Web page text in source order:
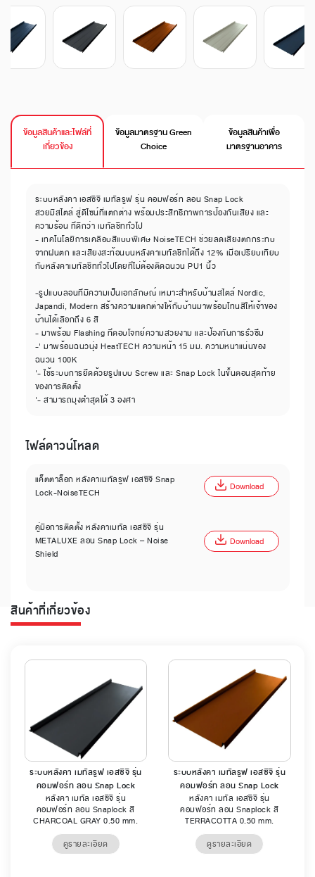
ข้อมูลสินค้าและไฟล์ที่
เกี่ยวข้อง
ข้อมูลมาตรฐาน Green
Choice
ข้อมูลสินค้าเพื่อ
มาตรฐานอาคาร
ระบบหลังคา เอสซีจี เมทัลรูฟ รุ่น คอมฟอร์ท ลอน Snap Lock
สวยมีสไตล์ สู่ดีไซน์ที่แตกต่าง พร้อมประสิทธิภาพการป้องกันเสียง และ
ความร้อน ที่ดีกว่า เมทัลชีททั่วไป
​​​​​​​- เทคโนโลยีการเคลือบสีแบบพิเศษ NoiseTECH ช่วยลดเสียงตกกระทบ
จากฝนตก และเสียงสะท้อนบนหลังคาเมทัลชีทได้ถึง 12% เมื่อเปรียบเทียบ
กับหลังคาเมทัลชีททั่วไปโดยที่ไม่ต้องติดฉนวน PU1 นิ้ว
-รูปแบบลอนที่มีความเป็นเอกลักษณ์ เหมาะสำหรับบ้านสไตล์ Nordic,
Japandi, Modern สร้างความแตกต่างให้กับบ้านมาพร้อมโทนสีให้เจ้าของ
บ้านได้เลือกถึง 6 สี
- มาพร้อม Flashing ที่ตอบโจทย์ความสวยงาม และป้องกันการรั่วซึม
-' มาพร้อมฉนวนุ่ง HeatTECH ความหน้า 15 มม. ความหนาแน่นของ
ฉนวน 100K
'- ใช้ระบบการยึดด้วยรูปแบบ Screw และ Snap Lock ในขั้นตอนสุดท้าย
ของการติดตั้ง
'- สามารถมุงต่ำสุดได้ 3 องศา
ไฟล์ดาวน์โหลด
แค็ตตาล็อก หลังคาเมทัลรูฟ เอสซีจี Snap
Lock-NoiseTECH
Download
คู่มือการติดตั้ง หลังคาเมทัล เอสซีจี รุ่น
METALUXE ลอน Snap Lock – Noise
Shield
Download
สินค้าที่เกี่ยวข้อง
ระบบหลังคา เมทัลรูฟ เอสซีจี รุ่น
คอมฟอร์ท ลอน Snap Lock
หลังคา เมทัล เอสซีจี รุ่น
คอมฟอร์ท ลอน Snaplock สี
CHARCOAL GRAY 0.50 mm.
ดูรายละเอียด
ระบบหลังคา เมทัลรูฟ เอสซีจี รุ่น
คอมฟอร์ท ลอน Snap Lock
หลังคา เมทัล เอสซีจี รุ่น
คอมฟอร์ท ลอน Snaplock สี
TERRACOTTA 0.50 mm.
ดูรายละเอียด